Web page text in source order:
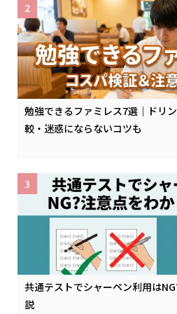
勉強できるファミレス7選｜ドリ
較・迷惑にならないコツも
2
共通テストでシャーペン利用は
説
3